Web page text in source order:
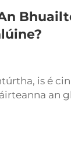
is é
an
go
agus an...